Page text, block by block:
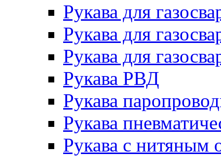
Рукава для
Рукава для
Рукава для
Рукава РВД
Рукава
Рукава
Рукава с нитяным